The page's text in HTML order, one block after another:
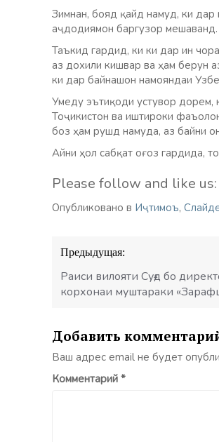
Зимнан, бояд қайд намуд, ки дар
аҷдодиямон баргузор мешаванд.
Таъкид гардид, ки ки дар ин
аз дохили кишвар ва ҳам берун
ки дар байнашон намояндаи
Умеду эътиқоди устувор дорем,
Тоҷикистон ва иштироки
боз ҳам рушд намуда, аз байни
Айни ҳол сабқат оғоз гардида,
Please follow and like us:
Опубликовано в Иҷтимоъ,
Навигация
по
записям
Предыдущая:
Раиси вилояти Суғд бо
корхонаи муштараки
Добавить
Ваш адрес email не будет
Комментарий *